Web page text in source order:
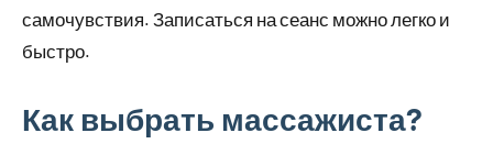
самочувствия. Записаться на сеанс можно легко и
быстро.
Как выбрать массажиста?